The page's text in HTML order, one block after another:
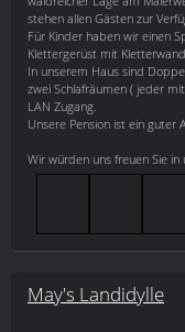
stehen allen Gästen zur
Für Kinder haben wir einen
Klettergerüst mit
In unserem Haus sind
zwei Schlafräumen ( jeder
LAN Zugang.
Unsere Pension ist ein guter
Wir würden uns freuen Sie
May's Landidylle